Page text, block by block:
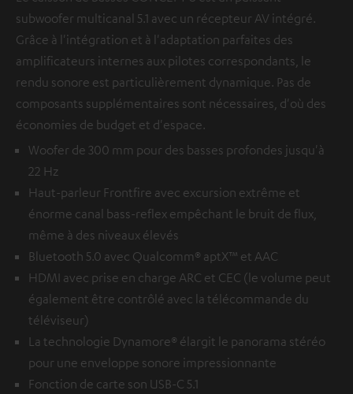
subwoofer multicanal 5.1 avec un récepteur AV intégré.
Grâce à l'intégration et à l'adaptation parfaites des
amplificateurs internes aux pilotes correspondants, le
rendu sonore est particulièrement dynamique. Pas de
composants supplémentaires sont nécessaires, d'où des
économies de budget et d'espace.
Woofer de 300 mm pour des basses profondes jusqu'à
22 Hz
Haut-parleur Frontfire avec excursion extrême et
énorme canal bass-reflex empêchant le bruit de flux,
même à des niveaux élevés
Bluetooth 5.0 avec Qualcomm® aptX™ et AAC
HDMI avec prise en charge ARC et CEC (le volume peut
également être contrôlé avec la télécommande du
téléviseur)
La technologie Dynamore® élargit le panorama stéréo
pour une enveloppe sonore impressionnante
Fonction de carte son USB-C 5.1